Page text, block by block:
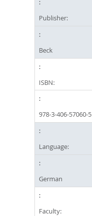
Publisher:
Beck
ISBN:
978-3-406-57060-5
Language:
German
Faculty: